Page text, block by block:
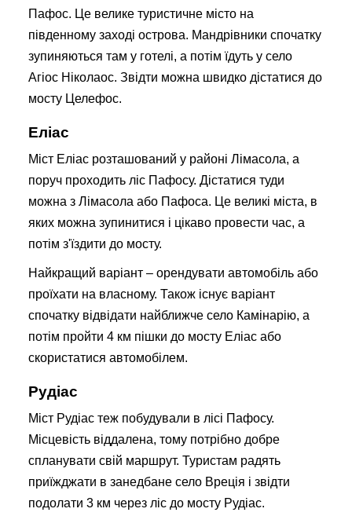
Пафос. Це велике туристичне місто на
південному заході острова. Мандрівники спочатку
зупиняються там у готелі, а потім їдуть у село
Агіос Ніколаос. Звідти можна швидко дістатися до
мосту Целефос.
Еліас
Міст Еліас розташований у районі Лімасола, а
поруч проходить ліс Пафосу. Дістатися туди
можна з Лімасола або Пафоса. Це великі міста, в
яких можна зупинитися і цікаво провести час, а
потім з'їздити до мосту.
Найкращий варіант – орендувати автомобіль або
проїхати на власному. Також існує варіант
спочатку відвідати найближче село Камінарію, а
потім пройти 4 км пішки до мосту Еліас або
скористатися автомобілем.
Рудіас
Міст Рудіас теж побудували в лісі Пафосу.
Місцевість віддалена, тому потрібно добре
спланувати свій маршрут. Туристам радять
приїжджати в занедбане село Вреція і звідти
подолати 3 км через ліс до мосту Рудіас.